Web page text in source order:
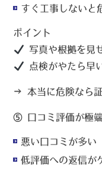
すぐ工事しないと
ポイント
写真や根拠を見
点検がやたら早
→ 本当に危険なら
⑤ 口コミ評価が極
悪い口コミが多い
低評価への返信が